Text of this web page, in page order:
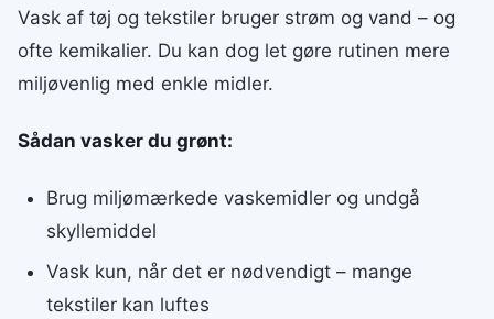
Vask af tøj og tekstiler bruger strøm og vand – og
ofte kemikalier. Du kan dog let gøre rutinen mere
miljøvenlig med enkle midler.
Sådan vasker du grønt:
Brug miljømærkede vaskemidler og undgå
skyllemiddel
Vask kun, når det er nødvendigt – mange
tekstiler kan luftes